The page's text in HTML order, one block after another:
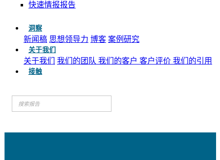
快速情报报告
洞察
新闻稿 思想领导力 博客 案例研究
关于我们
关于我们 我们的团队 我们的客户 客户评价 我们的引用
接触